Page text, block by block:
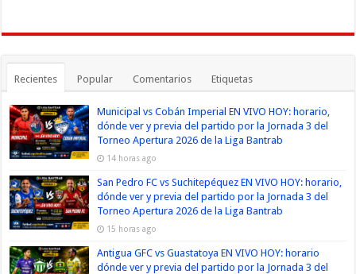
Recientes Popular Comentarios Etiquetas
Municipal vs Cobán Imperial EN VIVO HOY: horario,
dónde ver y previa del partido por la Jornada 3 del
Torneo Apertura 2026 de la Liga Bantrab
14 horas ago
San Pedro FC vs Suchitepéquez EN VIVO HOY: horario,
dónde ver y previa del partido por la Jornada 3 del
Torneo Apertura 2026 de la Liga Bantrab
15 horas ago
Antigua GFC vs Guastatoya EN VIVO HOY: horario
dónde ver y previa del partido por la Jornada 3 del